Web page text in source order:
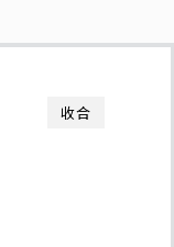
收合